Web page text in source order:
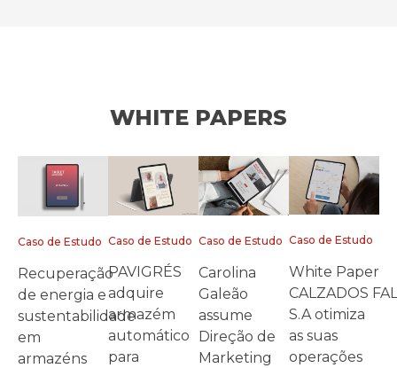
WHITE PAPERS
Caso de Estudo
Recuperação
de energia e
sustentabilidade
em
armazéns
Caso de Estudo
PAVIGRÉS
adquire
armazém
automático
para
Caso de Estudo
Carolina
Galeão
assume
Direção de
Marketing
Caso de Estudo
White Paper
CALZADOS FAL
S.A otimiza
as suas
operações